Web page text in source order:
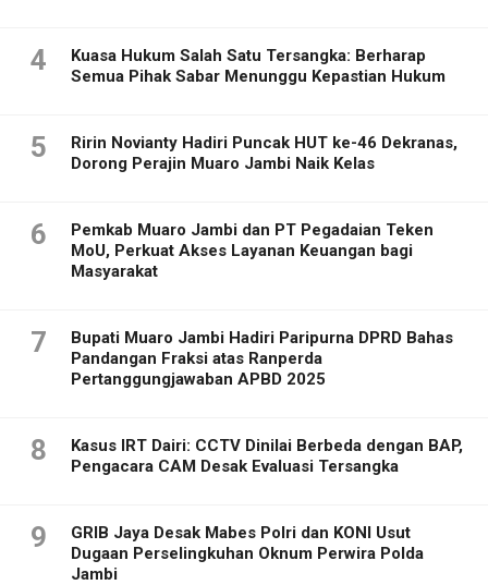
4
Kuasa Hukum Salah Satu Tersangka: Berharap
Semua Pihak Sabar Menunggu Kepastian Hukum
5
Ririn Novianty Hadiri Puncak HUT ke-46 Dekranas,
Dorong Perajin Muaro Jambi Naik Kelas
6
Pemkab Muaro Jambi dan PT Pegadaian Teken
MoU, Perkuat Akses Layanan Keuangan bagi
Masyarakat
7
Bupati Muaro Jambi Hadiri Paripurna DPRD Bahas
Pandangan Fraksi atas Ranperda
Pertanggungjawaban APBD 2025
8
Kasus IRT Dairi: CCTV Dinilai Berbeda dengan BAP,
Pengacara CAM Desak Evaluasi Tersangka
9
GRIB Jaya Desak Mabes Polri dan KONI Usut
Dugaan Perselingkuhan Oknum Perwira Polda
Jambi